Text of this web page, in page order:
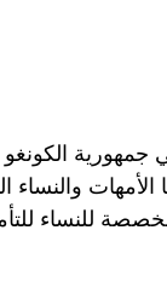
فيجن" في جمهورية
والنساء
للنساء